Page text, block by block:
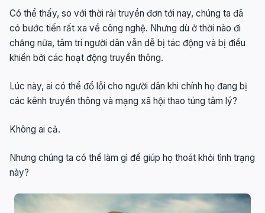
Có thể thấy, so với thời rải truyền đơn tới nay, chúng ta đã
có bước tiến rất xa về công nghệ. Nhưng dù ở thời nào đi
chăng nữa, tâm trí người dân vẫn dễ bị tác động và bị điều
khiển bởi các hoạt động truyền thông.
Lúc này, ai có thể đổ lỗi cho người dân khi chính họ đang bị
các kênh truyền thông và mạng xã hội thao túng tâm lý?
Không ai cả.
Nhưng chúng ta có thể làm gì để giúp họ thoát khỏi tình trạng
này?